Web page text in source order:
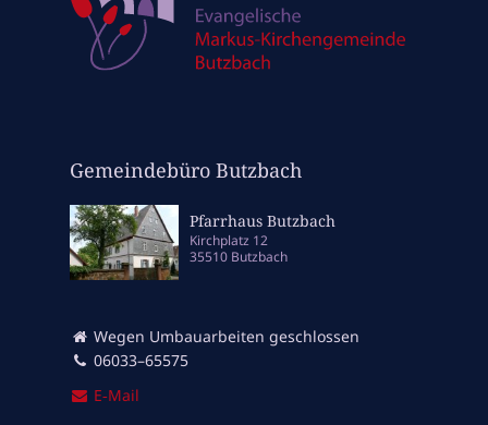
Gemeindebüro Butzbach
Pfarrhaus Butzbach
Kirchplatz 12
35510 Butzbach
Wegen Umbauarbeiten geschlossen
06033–65575
E‑Mail